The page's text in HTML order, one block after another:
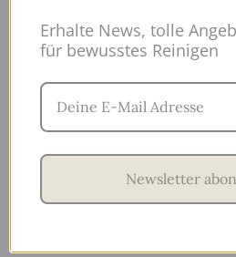
Erhalte News, tolle
für bewusstes Reinigen
Newsletter